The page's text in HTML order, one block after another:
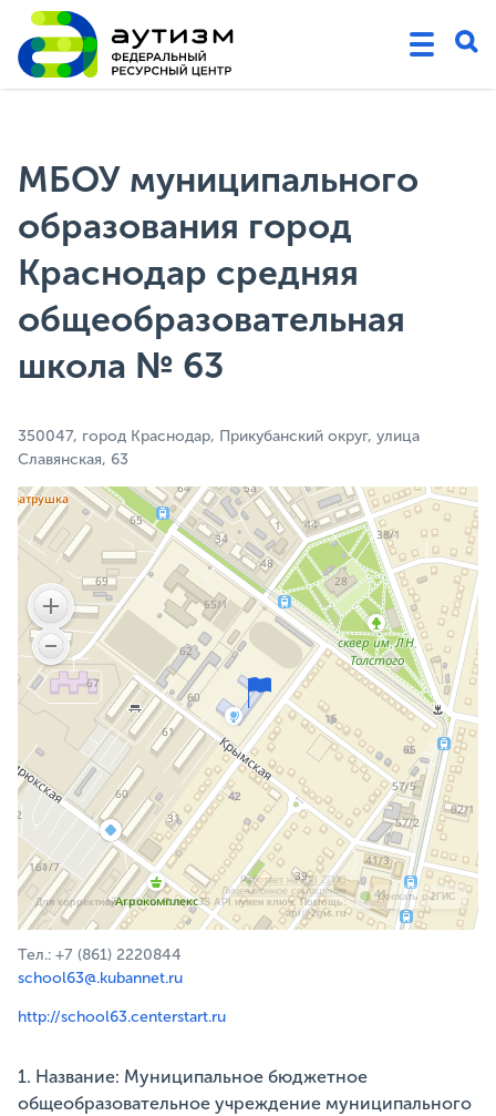
МБОУ муниципального
образования город
Краснодар средняя
общеобразовательная
школа № 63
350047, город Краснодар, Прикубанский округ, улица
Славянская, 63
Работает на API 2ГИС
Лицензионное соглашение
Для корректной работы Raster JS API нужен ключ. Помощь:
api@2gis.ru
Доехать с 2ГИС
Тел.: +7 (861) 2220844
school63@.kubannet.ru
http://school63.centerstart.ru
1. Название: Муниципальное бюджетное
общеобразовательное учреждение муниципального